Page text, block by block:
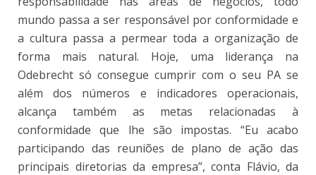
mundo passa a ser responsável por conformidade e
a cultura passa a permear toda a organização de
forma mais natural. Hoje, uma liderança na
Odebrecht só consegue cumprir com o seu PA se
além dos números e indicadores operacionais,
alcança também as metas relacionadas à
conformidade que lhe são impostas. “Eu acabo
participando das reuniões de plano de ação das
principais diretorias da empresa”, conta Flávio, da